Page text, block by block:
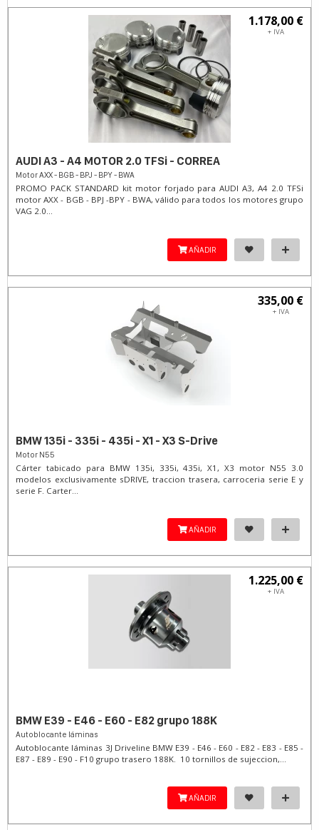
1.178,00 €
+ IVA
AUDI A3 - A4 MOTOR 2.0 TFSi - CORREA
Motor AXX - BGB - BPJ - BPY - BWA
PROMO PACK STANDARD kit motor forjado para AUDI A3, A4 2.0 TFSi
motor AXX - BGB - BPJ -BPY - BWA, válido para todos los motores grupo
VAG 2.0...
AÑADIR
335,00 €
+ IVA
BMW 135i - 335i - 435i - X1 - X3 S-Drive
Motor N55
Cárter tabicado para BMW 135i, 335i, 435i, X1, X3 motor N55 3.0
modelos exclusivamente sDRIVE, traccion trasera, carroceria serie E y
serie F. Carter...
AÑADIR
1.225,00 €
+ IVA
BMW E39 - E46 - E60 - E82 grupo 188K
Autoblocante láminas
Autoblocante láminas 3J Driveline BMW E39 - E46 - E60 - E82 - E83 - E85 -
E87 - E89 - E90 - F10 grupo trasero 188K. 10 tornillos de sujeccion,...
AÑADIR